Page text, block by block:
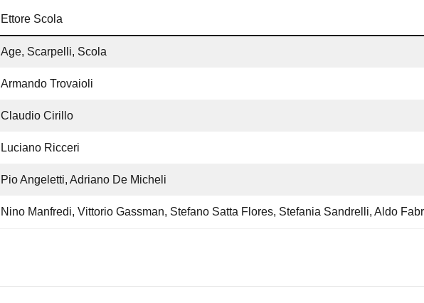
Ettore Scola
Age, Scarpelli, Scola
Armando Trovaioli
Claudio Cirillo
Luciano Ricceri
Pio Angeletti, Adriano De Micheli
Nino Manfredi, Vittorio Gassman, Stefano Satta Flores, Stefania Sandrelli, Aldo